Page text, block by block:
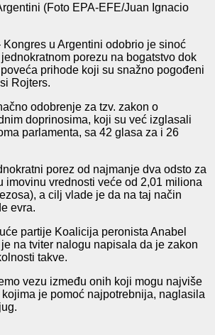
(Foto EPA-EFE/Juan Ignacio
u Argentini odobrio je sinoć
porezu na bogatstvo dok
prihode koji su snažno pogođeni
Rojters.
odobrenje za tzv. zakon o
doprinosima, koji su već izglasali
parlamenta, sa 42 glasa za i 26
porez od najmanje dva odsto za
imovinu vrednosti veće od 2,01 miliona
a cilj vlade je da na taj način
evra.
partije Koalicija peronista Anabel
na tviter nalogu napisala da je zakon
takve.
vezu između onih koji mogu najviše
je pomoć najpotrebnija, naglasila